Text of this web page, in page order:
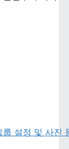
설정 및 사진